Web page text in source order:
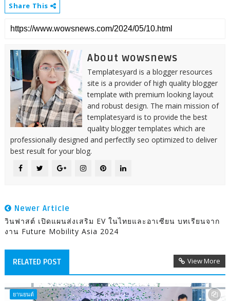
Share This
About wowsnews
Templatesyard is a blogger resources
site is a provider of high quality blogger
template with premium looking layout
and robust design. The main mission of
templatesyard is to provide the best
quality blogger templates which are
professionally designed and perfectlly seo optimized to deliver
best result for your blog.
Newer Article
วินฟาสต์ เปิดแผนส่งเสริม EV ในไทยและอาเซียน บทเรียนจาก
งาน Future Mobility Asia 2024
RELATED POST View More
ยานยนต์